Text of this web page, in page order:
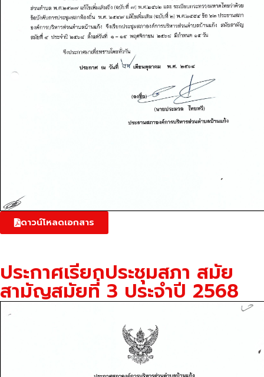
ดาวน์โหลดเอกสาร
ประกาศเรียกประชุมสภา สมัย
สามัญสมัยที่ 3 ประจำปี 2568